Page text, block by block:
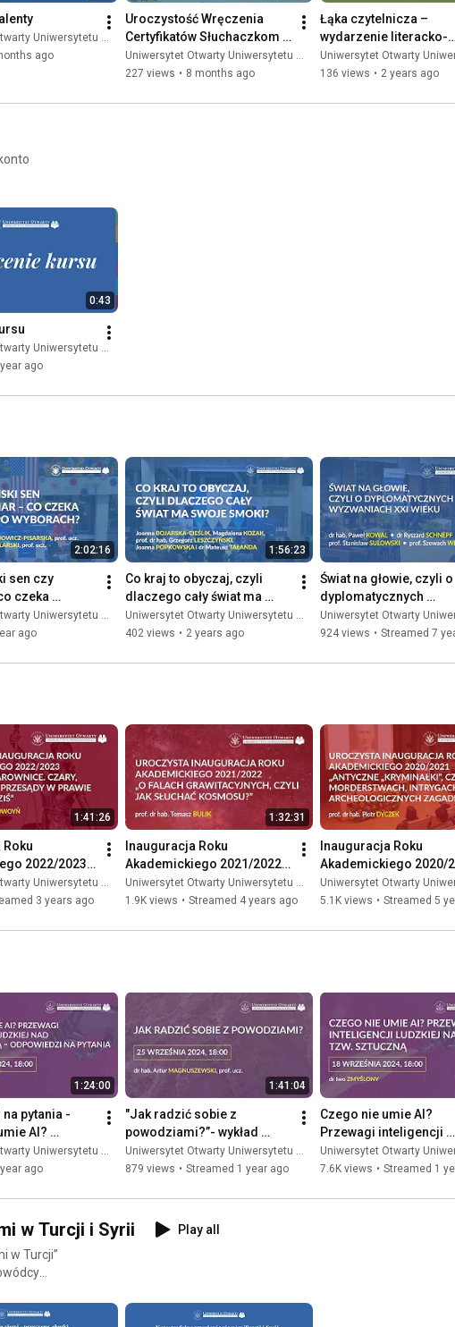
Warszawskiego
ago
Uroczystość Wręczenia
Certyfikatów Słuchaczkom i
Słuchaczom roku
akademickiego 2024/2025
Uniwersytet Otwarty Uniwersytetu Warszawskiego
227 views • 8 months ago
Łąka czytelnicza –
wydarzenie literacko-
muzyczne
Uniwersytet Otwarty Uniwersytetu
136 views • 2 years ago
0:43
Warszawskiego
ago
2:02:16
sen czy
czeka
wyborach?Warszawskiego
ago
1:56:23
Co kraj to obyczaj, czyli
dlaczego cały świat ma
swoje smoki
Uniwersytet Otwarty Uniwersytetu Warszawskiego
402 views • 2 years ago
Świat na głowie, czyli o
dyplomatycznych
wyzwaniach XXI wieku
debata UOUW
Uniwersytet Otwarty Uniwersytetu
924 views • Streamed 7
1:41:26
Roku
2022/2023
dr. hab. P. Warszawskiego
3 years ago
1:32:31
Inauguracja Roku
Akademickiego 2021/2022
– wykład profesora
Tomasza Bulika
Uniwersytet Otwarty Uniwersytetu Warszawskiego
1.9K views • Streamed 4 years ago
Inauguracja Roku
Akademickiego 2020/
– wykład profesora
Dyczka
Uniwersytet Otwarty Uniwersytetu
5.1K views • Streamed 5
1:24:00
pytania -
AI?
sztuczną”
Warszawskiego
ago
1:41:04
"Jak radzić sobie z
powodziami?”- wykład
online.
Uniwersytet Otwarty Uniwersytetu Warszawskiego
879 views • Streamed 1 year ago
Czego nie umie AI?
Przewagi inteligencji
ludzkiej nad tzw.
wykład online.
Uniwersytet Otwarty Uniwersytetu
7.6K views • Streamed 1
w Turcji i Syrii
Play all
w Turcji”